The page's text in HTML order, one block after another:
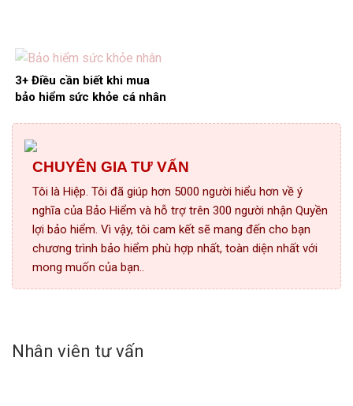
3+ Điều cần biết khi mua
bảo hiểm sức khỏe cá nhân
CHUYÊN GIA TƯ VẤN
Tôi là Hiệp. Tôi đã giúp hơn 5000 người hiểu hơn về ý
nghĩa của Bảo Hiểm và hỗ trợ trên 300 người nhận Quyền
lợi bảo hiểm. Vì vậy, tôi cam kết sẽ mang đến cho bạn
chương trình bảo hiểm phù hợp nhất, toàn diện nhất với
mong muốn của bạn..
Nhân viên tư vấn